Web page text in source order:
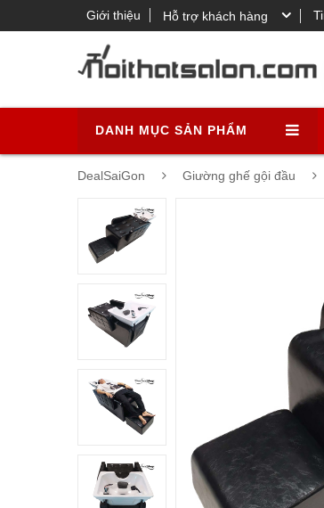
Giới thiệu Hỗ trợ khách hàng
DANH MỤC SẢN PHẨM
DealSaiGon Giường ghế gội đầu